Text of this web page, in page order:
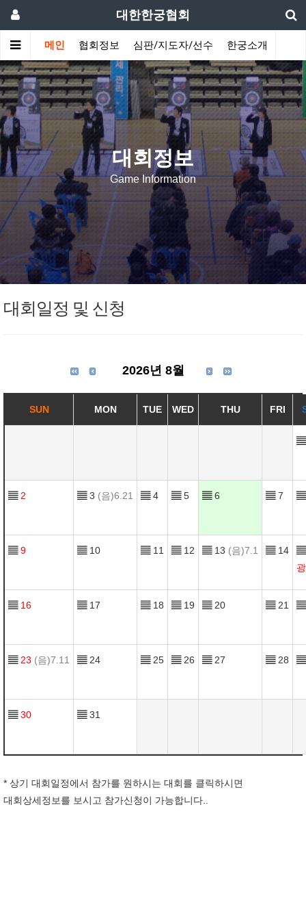
대한한궁협회
메인 협회정보 심판/지도자/선수 한궁소개
대회정보
Game Information
대회일정 및 신청
2026년 8월
SUN MON TUE WED THU FRI
▤
▤ 2 ▤ 3 (음)6.21 ▤ 4 ▤ 5 ▤ 6 ▤ 7 ▤
▤ 9 ▤ 10 ▤ 11 ▤ 12 ▤ 13 (음)7.1 ▤ 14
▤
▤ 16 ▤ 17 ▤ 18 ▤ 19 ▤ 20 ▤ 21 ▤
▤ 23 (음)7.11 ▤ 24 ▤ 25 ▤ 26 ▤ 27 ▤ 28 ▤
▤ 30 ▤ 31
* 상기 대회일정에서 참가를 원하시는 대회를 클릭하시면
대회상세정보를 보시고 참가신청이 가능합니다..